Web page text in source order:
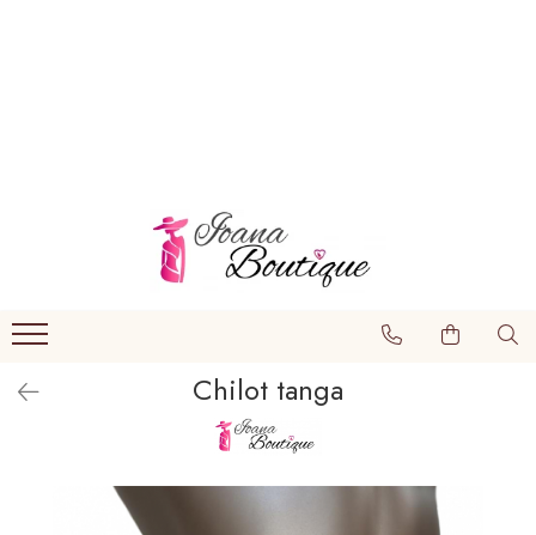
Boxeri brazilieni
Chiloti clasici
Chiloti tanga
Compleuri & body-uri
Halate pareo
Chilot tanga